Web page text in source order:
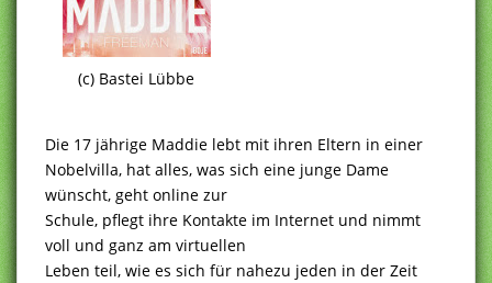
(c) Bastei Lübbe
Die 17 jährige Maddie lebt mit ihren Eltern in einer
Nobelvilla, hat alles, was sich eine junge Dame
wünscht, geht online zur
Schule, pflegt ihre Kontakte im Internet und nimmt
voll und ganz am virtuellen
Leben teil, wie es sich für nahezu jeden in der Zeit